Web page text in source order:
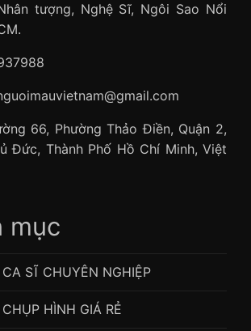
tượng, Nghệ Sĩ, Ngôi Sao Nổi
66, Phường Thảo Điền, Quận 2,
Đức, Thành Phố Hồ Chí Minh, Việt
mục
SĨ CHUYÊN NGHIỆP
HÌNH GIÁ RẺ